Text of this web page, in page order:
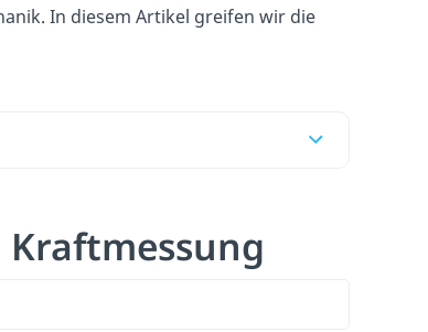
In diesem Artikel greifen wir die